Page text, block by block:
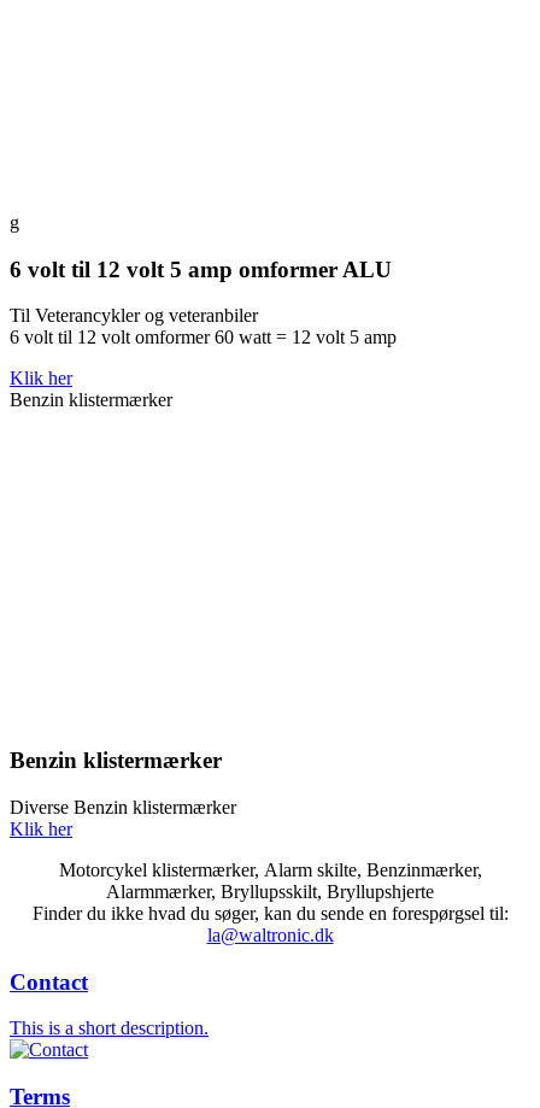
g
6 volt til 12 volt 5 amp omformer ALU
Til Veterancykler og veteranbiler
6 volt til 12 volt omformer 60 watt = 12 volt 5 amp
Klik her
Benzin klistermærker
Benzin klistermærker
Diverse Benzin klistermærker
Klik her
Motorcykel klistermærker, Alarm skilte, Benzinmærker,
Alarmmærker, Bryllupsskilt, Bryllupshjerte
Finder du ikke hvad du søger, kan du sende en forespørgsel til:
la@waltronic.dk
Contact
This is a short description.
Terms